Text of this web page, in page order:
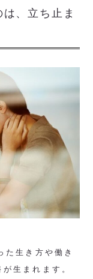
、立ち止ま
生き方や働き
生まれます。